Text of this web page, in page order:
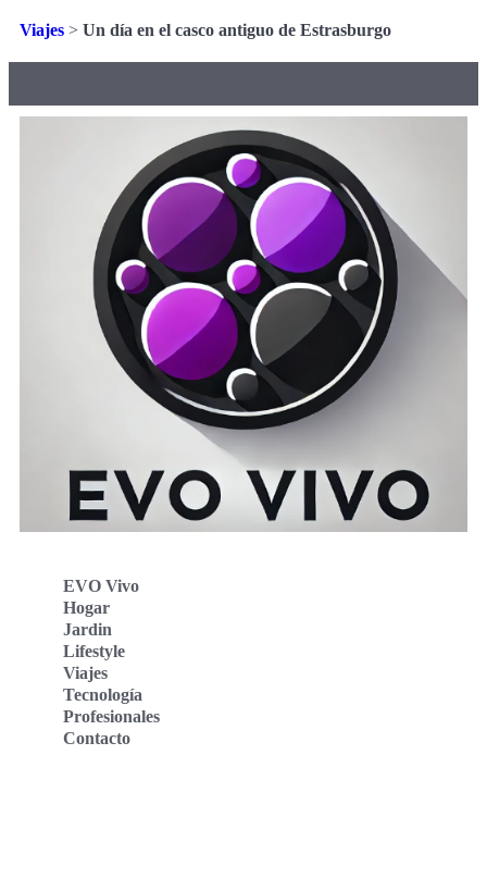
Viajes > Un día en el casco antiguo de Estrasburgo
EVO Vivo
Hogar
Jardin
Lifestyle
Viajes
Tecnología
Profesionales
Contacto